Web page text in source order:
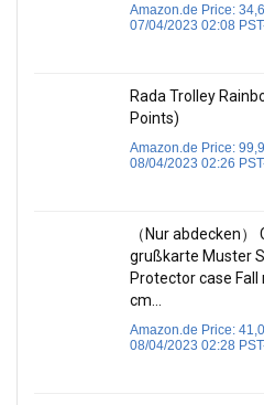
Amazon.de Price:
07/04/2023 02:08
Rada Trolley
Points)
Amazon.de Price:
08/04/2023 02:26
（Nur abdecken
grußkarte Muster
Protector case
cm…
Amazon.de Price:
08/04/2023 02:28